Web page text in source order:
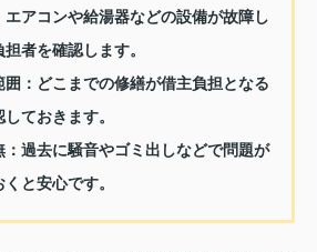
エアコンや給湯器などの設備が故障し
者を確認します。
： どこまでの修繕が借主負担となる
ておきます。
過去に騒音やゴミ出しなどで問題が
と安心です。